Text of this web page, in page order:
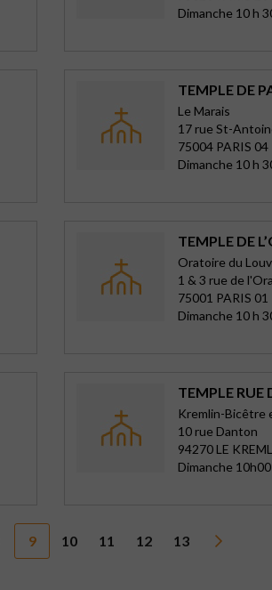
Dimanche 10 h
TEMPLE DE
Le Marais
17 rue St-
75004 PARIS 04
Dimanche 10 h
TEMPLE DE
Oratoire du
1 & 3 rue de
75001 PARIS 01
Dimanche 10 h
TEMPLE RUE
Kremlin-Bicêtre
10 rue Danton
94270 LE
Dimanche 10h00
9 10 11 12 13